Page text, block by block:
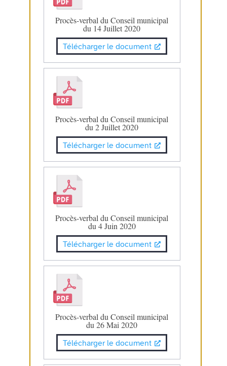
Procès-verbal du Conseil municipal
du 14 Juillet 2020
Télécharger le document
Procès-verbal du Conseil municipal
du 2 Juillet 2020
Télécharger le document
Procès-verbal du Conseil municipal
du 4 Juin 2020
Télécharger le document
Procès-verbal du Conseil municipal
du 26 Mai 2020
Télécharger le document